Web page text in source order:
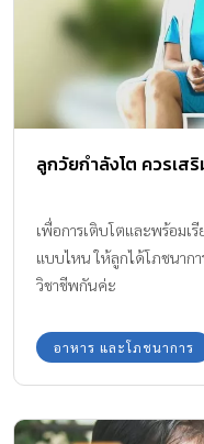
ลูกวัยกำลังโต ควรเส
เพื่อการเติบโตและพร้อมเรี
แบบไหน ให้ลูกได้โภชนาก
วิชาชีพกันค่ะ
อาหาร และโภชนาการ